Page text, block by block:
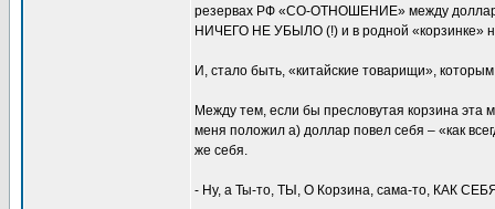
резервах РФ «СО-ОТНОШЕНИЕ» между
НИЧЕГО НЕ УБЫЛО (!) и в родной «корзинке»
И, стало быть, «китайские товарищи»,
Между тем, если бы пресловутая корзина эта
меня положил а) доллар повел себя – «как
же себя.
- Ну, а Ты-то, ТЫ, О Корзина, сама-то, КАК